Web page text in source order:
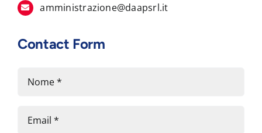
amministrazione@daapsrl.it
Contact Form